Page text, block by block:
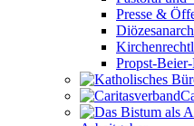
Presse &
Propst-